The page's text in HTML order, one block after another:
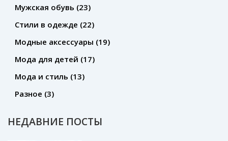
Мужская обувь (23)
Стили в одежде (22)
Модные аксессуары (19)
Мода для детей (17)
Мода и стиль (13)
Разное (3)
НЕДАВНИЕ ПОСТЫ